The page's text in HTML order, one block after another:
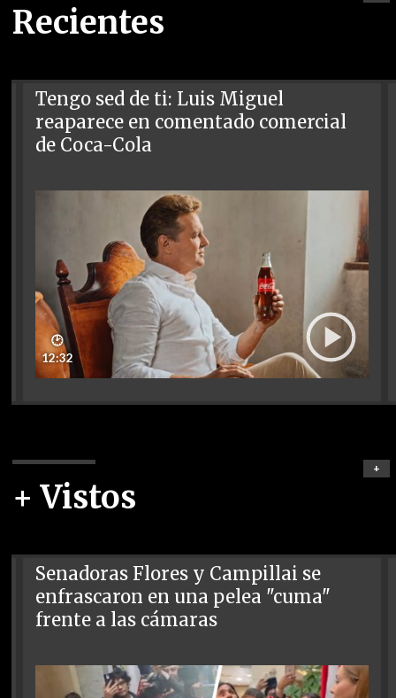
Recientes
Tengo sed de ti: Luis Miguel
reaparece en comentado comercial
de Coca-Cola
🕑
12:32
+ Vistos
+
Senadoras Flores y Campillai se
enfrascaron en una pelea "cuma"
frente a las cámaras